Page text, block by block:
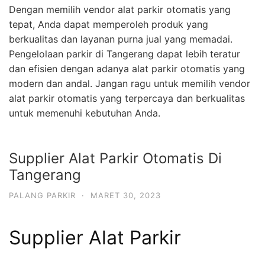
Dengan memilih vendor alat parkir otomatis yang
tepat, Anda dapat memperoleh produk yang
berkualitas dan layanan purna jual yang memadai.
Pengelolaan parkir di Tangerang dapat lebih teratur
dan efisien dengan adanya alat parkir otomatis yang
modern dan andal. Jangan ragu untuk memilih vendor
alat parkir otomatis yang terpercaya dan berkualitas
untuk memenuhi kebutuhan Anda.
Supplier Alat Parkir Otomatis Di
Tangerang
PALANG PARKIR · MARET 30, 2023
Supplier Alat Parkir